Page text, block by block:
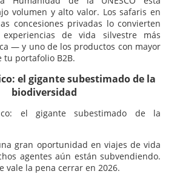
volumen y alto valor. Los safaris en
concesiones privadas lo convierten
de vida silvestre más
— y uno de los productos con mayor
tu portafolio B2B.
el gigante subestimado de la
biodiversidad
gran oportunidad en viajes de vida
agentes aún están subvendiendo.
vale la pena cerrar en 2026.